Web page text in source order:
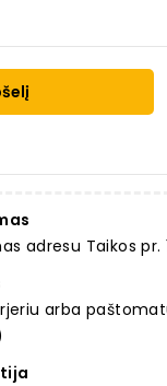
adresu Taikos pr.
arba